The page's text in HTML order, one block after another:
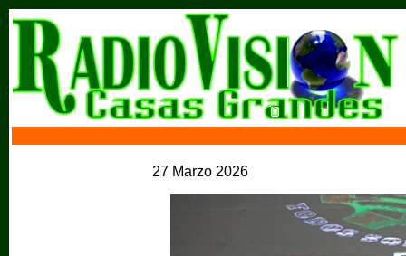
27 Marzo 2026